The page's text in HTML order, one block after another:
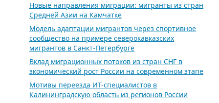
Новые направления миграции: мигранты из стран
Средней Азии на Камчатке
Модель адаптации мигрантов через спортивное
сообщество на примере северокавказских
мигрантов в Санкт-Петербурге
Вклад миграционных потоков из стран СНГ в
экономический рост России на современном этапе
Мотивы переезда ИТ-специалистов в
Калининградскую область из регионов России